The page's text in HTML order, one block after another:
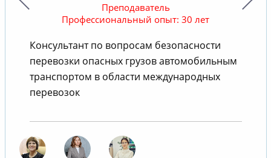
Преподаватель
Профессиональный опыт: 30 лет
Консультант по вопросам безопасности
перевозки опасных грузов автомобильным
транспортом в области международных
перевозок